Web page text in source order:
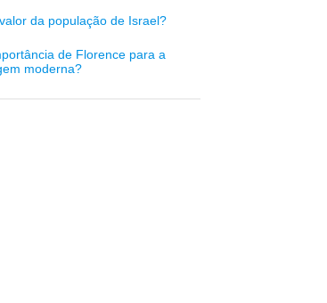
da população de Israel?
de Florence para a
moderna?